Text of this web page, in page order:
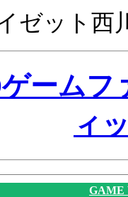
ゼット西
ーム
ィ
GAME